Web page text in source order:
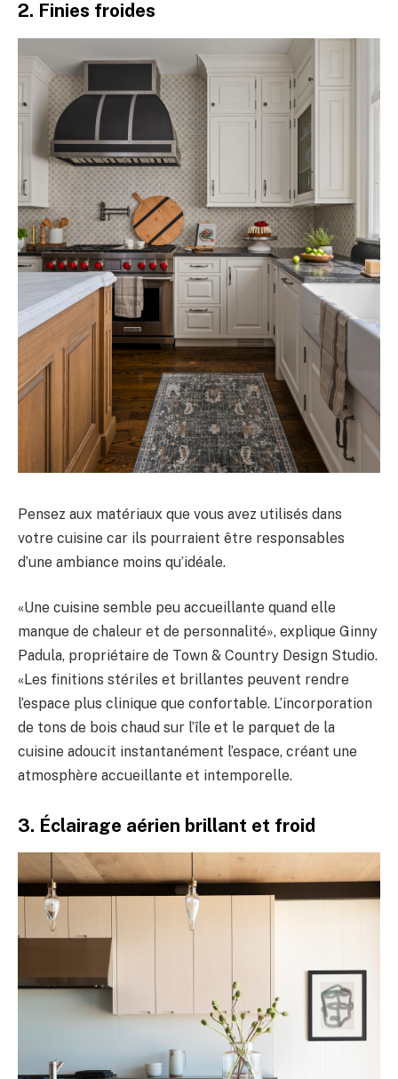
2. Finies froides
Pensez aux matériaux que vous avez utilisés dans
votre cuisine car ils pourraient être responsables
d’une ambiance moins qu’idéale.
«Une cuisine semble peu accueillante quand elle
manque de chaleur et de personnalité», explique Ginny
Padula, propriétaire de Town & Country Design Studio.
«Les finitions stériles et brillantes peuvent rendre
l’espace plus clinique que confortable. L’incorporation
de tons de bois chaud sur l’île et le parquet de la
cuisine adoucit instantanément l’espace, créant une
atmosphère accueillante et intemporelle.
3. Éclairage aérien brillant et froid